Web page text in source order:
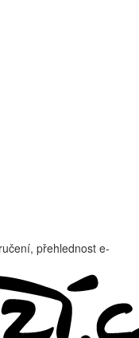
přehlednost e-